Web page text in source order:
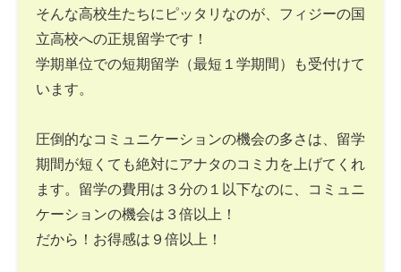
そんな高校生たちにピッタリなのが、フィジーの国
立高校への正規留学です！
学期単位での短期留学（最短１学期間）も受付けて
います。
圧倒的なコミュニケーションの機会の多さは、留学
期間が短くても絶対にアナタのコミ力を上げてくれ
ます。留学の費用は３分の１以下なのに、コミュニ
ケーションの機会は３倍以上！
だから！お得感は９倍以上！